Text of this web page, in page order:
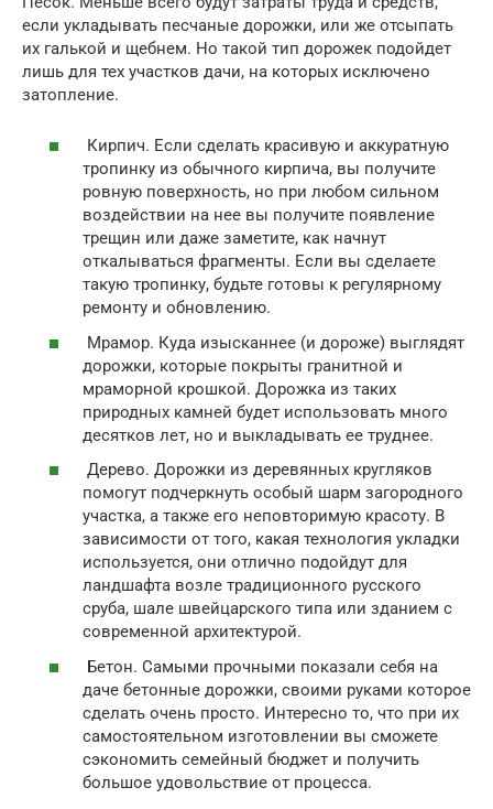
если укладывать песчаные дорожки, или же отсыпать
их галькой и щебнем. Но такой тип дорожек подойдет
лишь для тех участков дачи, на которых исключено
затопление.
Кирпич. Если сделать красивую и аккуратную
тропинку из обычного кирпича, вы получите
ровную поверхность, но при любом сильном
воздействии на нее вы получите появление
трещин или даже заметите, как начнут
откалываться фрагменты. Если вы сделаете
такую тропинку, будьте готовы к регулярному
ремонту и обновлению.
Мрамор. Куда изысканнее (и дороже) выглядят
дорожки, которые покрыты гранитной и
мраморной крошкой. Дорожка из таких
природных камней будет использовать много
десятков лет, но и выкладывать ее труднее.
Дерево. Дорожки из деревянных кругляков
помогут подчеркнуть особый шарм загородного
участка, а также его неповторимую красоту. В
зависимости от того, какая технология укладки
используется, они отлично подойдут для
ландшафта возле традиционного русского
сруба, шале швейцарского типа или зданием с
современной архитектурой.
Бетон. Самыми прочными показали себя на
даче бетонные дорожки, своими руками которое
сделать очень просто. Интересно то, что при их
самостоятельном изготовлении вы сможете
сэкономить семейный бюджет и получить
большое удовольствие от процесса.